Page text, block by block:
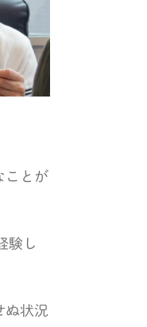
ことが
験し
ぬ状況